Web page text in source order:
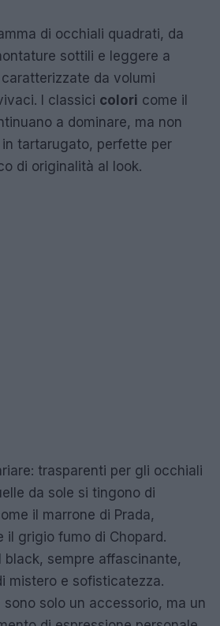
di occhiali quadrati, da
sottili e leggere a
da volumi
I classici colori come il
a dominare, ma non
tartarugato, perfette per
di originalità al look.
trasparenti per gli occhiali
da sole si tingono di
il marrone di Prada,
il grigio fumo di Chopard.
black, sempre affascinante,
mistero e sofisticatezza.
solo un accessorio, ma un